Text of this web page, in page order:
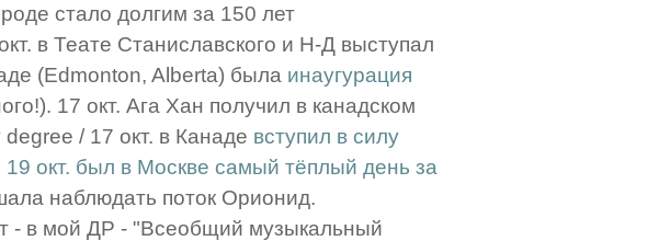
стало долгим за 150 лет
в Теате Станиславского и Н-Д выступал
(Edmonton, Alberta) была инаугурация
17 окт. Ага Хан получил в канадском
/ 17 окт. в Канаде вступил в силу
19 окт. был в Москве самый тёплый день за
наблюдать поток Орионид.
- в мой ДР - "Всеобщий музыкальный